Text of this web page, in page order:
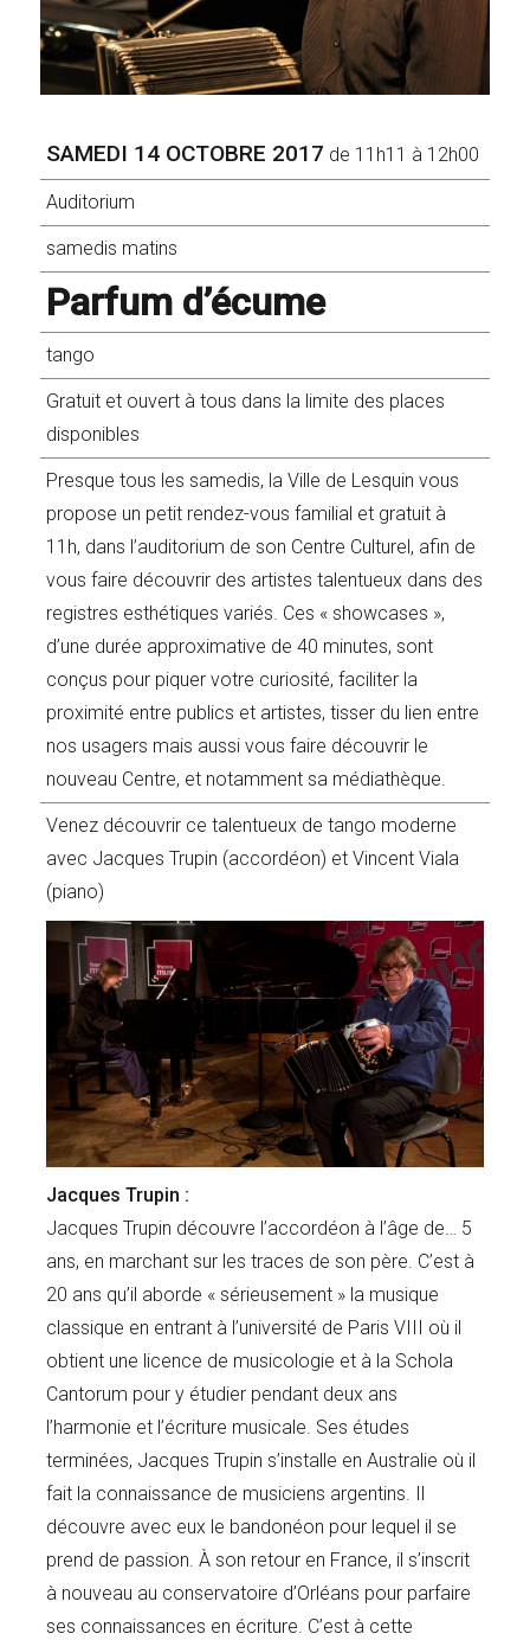
SAMEDI 14 OCTOBRE 2017 de 11h11 à 12h00
Auditorium
samedis matins
Parfum d’écume
tango
Gratuit et ouvert à tous dans la limite des places
disponibles
Presque tous les samedis, la Ville de Lesquin vous
propose un petit rendez-vous familial et gratuit à
11h, dans l’auditorium de son Centre Culturel, afin de
vous faire découvrir des artistes talentueux dans des
registres esthétiques variés. Ces « showcases »,
d’une durée approximative de 40 minutes, sont
conçus pour piquer votre curiosité, faciliter la
proximité entre publics et artistes, tisser du lien entre
nos usagers mais aussi vous faire découvrir le
nouveau Centre, et notamment sa médiathèque.
Venez découvrir ce talentueux de tango moderne
avec Jacques Trupin (accordéon) et Vincent Viala
(piano)
Jacques Trupin :
Jacques Trupin découvre l’accordéon à l’âge de… 5
ans, en marchant sur les traces de son père. C’est à
20 ans qu’il aborde « sérieusement » la musique
classique en entrant à l’université de Paris VIII où il
obtient une licence de musicologie et à la Schola
Cantorum pour y étudier pendant deux ans
l’harmonie et l’écriture musicale. Ses études
terminées, Jacques Trupin s’installe en Australie où il
fait la connaissance de musiciens argentins. Il
découvre avec eux le bandonéon pour lequel il se
prend de passion. À son retour en France, il s’inscrit
à nouveau au conservatoire d’Orléans pour parfaire
ses connaissances en écriture. C’est à cette